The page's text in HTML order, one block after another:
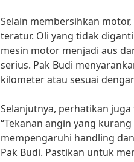
Selain membersihkan
teratur. Oli yang tidak
mesin motor menjadi aus
serius. Pak Budi
kilometer atau sesuai
Selanjutnya, perhatikan
“Tekanan angin yang
mempengaruhi handling
Pak Budi. Pastikan untuk